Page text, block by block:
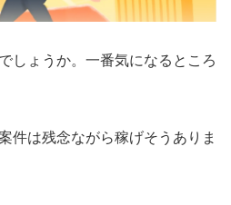
しょうか。一番気になるところ
件は残念ながら稼げそうありま